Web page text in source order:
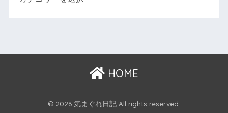
HOME
© 2026 気まぐれ日記 All rights reserved.